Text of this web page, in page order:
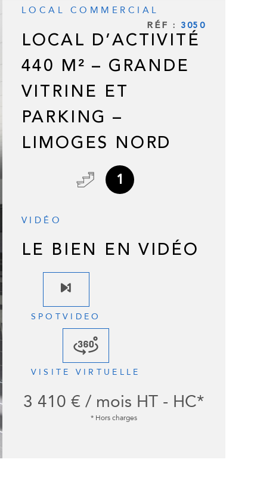
CONTACT
RÉF : 3050
LOCAL COMMERCIAL
LOCAL D’ACTIVITÉ
440 M² – GRANDE
VITRINE ET
PARKING –
LIMOGES NORD
1
VIDÉO
LE BIEN EN VIDÉO
SPOTVIDEO
VISITE VIRTUELLE
3 410 € / mois HT - HC*
* Hors charges